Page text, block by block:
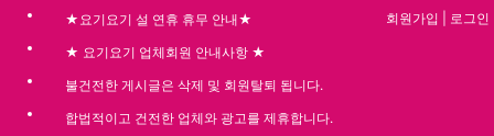
★요기요기 설 연휴 휴무 안내★
★ 요기요기 업체회원 안내사항 ★
불건전한 게시글은 삭제 및 회원탈퇴 됩니다.
합법적이고 건전한 업체와 광고를 제휴합니다.
회원가입 로그인